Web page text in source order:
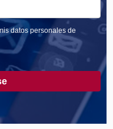
datos personales de